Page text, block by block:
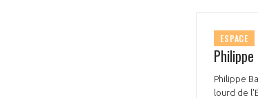
ESPACE
Philippe
lourd de